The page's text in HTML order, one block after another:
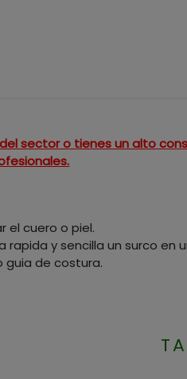
sector o tienes un alto
el cuero o piel.
rapida y sencilla un surco en
guia de costura.